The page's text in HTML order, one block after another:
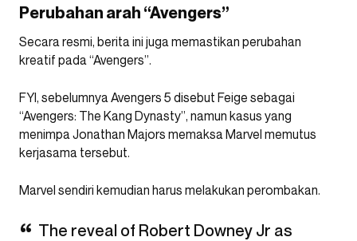
Perubahan arah “Avengers”
Secara resmi, berita ini juga memastikan perubahan
kreatif pada “Avengers”.
FYI, sebelumnya Avengers 5 disebut Feige sebagai
“Avengers: The Kang Dynasty”, namun kasus yang
menimpa Jonathan Majors memaksa Marvel memutus
kerjasama tersebut.
Marvel sendiri kemudian harus melakukan perombakan.
The reveal of Robert Downey Jr as